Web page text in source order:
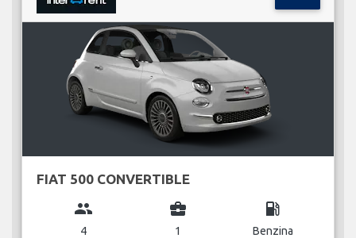
FIAT 500 CONVERTIBLE
group
4
business_center
1
local_gas_station
Benzina